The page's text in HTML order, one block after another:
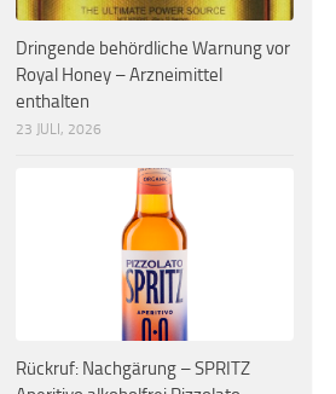
Dringende behördliche Warnung vor
Royal Honey – Arzneimittel
enthalten
23 JULI, 2026
Rückruf: Nachgärung – SPRITZ